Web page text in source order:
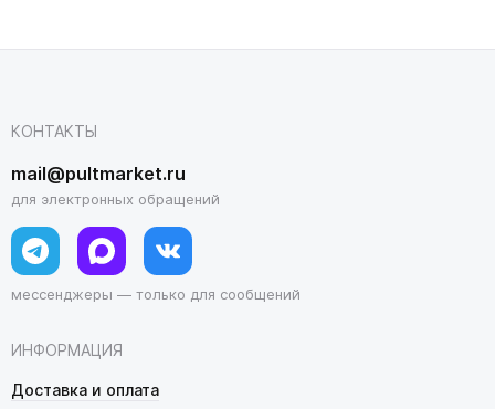
ИНФОРМАЦИЯ
Доставка и оплата
КОНТАКТЫ
mail@pultmarket.ru
для электронных обращений
мессенджеры — только для сообщений